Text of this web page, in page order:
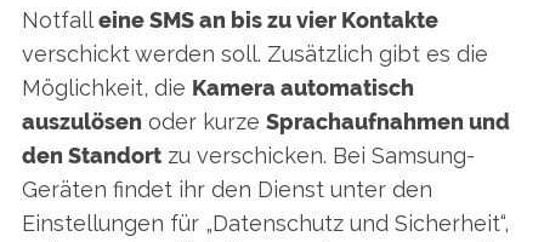
Notfalleine SMS an bis zu vier Kontakte
verschickt werden soll. Zusätzlich gibt es die
Möglichkeit, die Kamera automatisch
auszulösen oder kurze Sprachaufnahmen und
den Standortzu verschicken. Bei Samsung-
Geräten findet ihr den Dienst unter den
Einstellungen für „Datenschutz und Sicherheit“,